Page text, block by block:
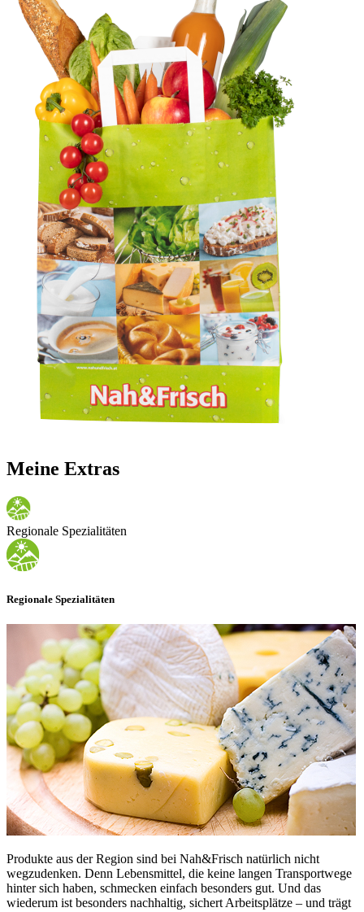
Meine Extras
Regionale Spezialitäten
Regionale Spezialitäten
Produkte aus der Region sind bei Nah&Frisch natürlich nicht
wegzudenken. Denn Lebensmittel, die keine langen Transportwege
hinter sich haben, schmecken einfach besonders gut. Und das
wiederum ist besonders nachhaltig, sichert Arbeitsplätze – und trägt